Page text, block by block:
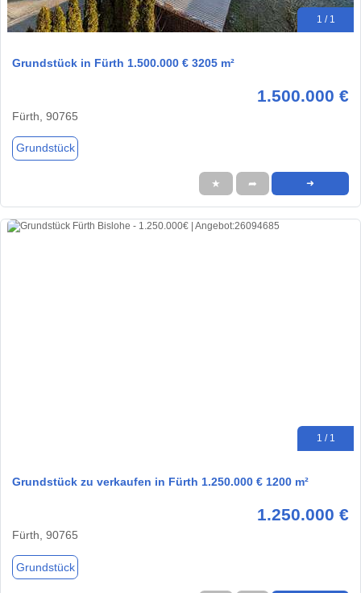
1 / 1
Grundstück in Fürth 1.500.000 € 3205 m²
1.500.000 €
Fürth, 90765
Grundstück
★ ➦ ➜
1 / 1
Grundstück zu verkaufen in Fürth 1.250.000 € 1200 m²
1.250.000 €
Fürth, 90765
Grundstück